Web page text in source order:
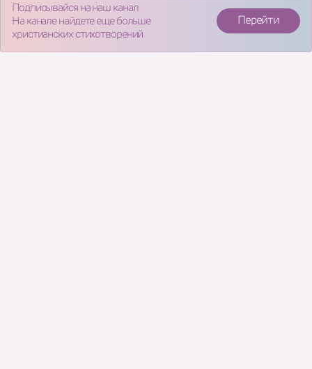
Подписывайся на наш канал
На канале найдете еще больше
христианских стихотворений
Перейти